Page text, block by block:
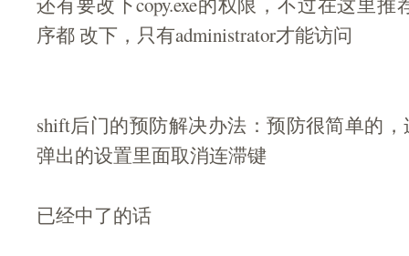
序都 改下，只有administrator才能访问
shift后门的预防解决办法：预防很简单的
弹出的设置里面取消连滞键
已经中了的话